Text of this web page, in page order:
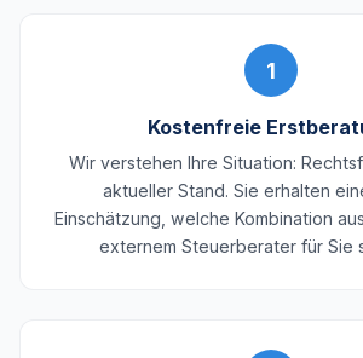
1
Kostenfreie
Wir verstehen Ihre Situation:
aktueller Stand. Sie erhalten
Einschätzung, welche Kombination
externem Steuerberater für Sie